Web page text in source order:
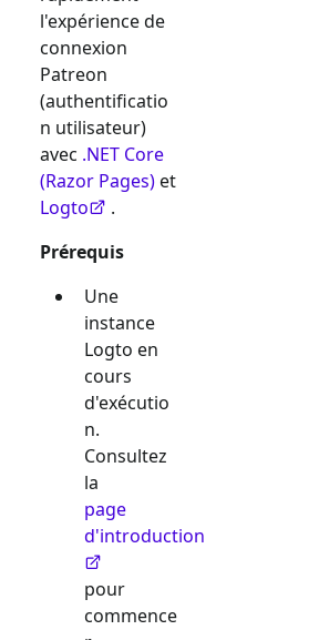
l'expérience de
connexion
Patreon
(authentificatio
n utilisateur)
avec .NET Core
(Razor Pages)et
Logto
.
Prérequis
Une
instance
Logto en
cours
d'exécutio
n.
Consultez
la
page
d'introduction
pour
commence